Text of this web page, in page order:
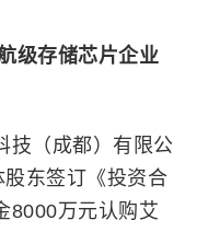
级存储芯片企业
技（成都）有限公
股东签订《投资合
8000万元认购艾